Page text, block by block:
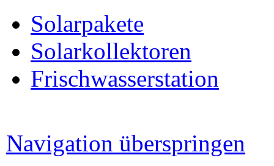
Solarpakete
Solarkollektoren
Frischwasserstation
Navigation überspringen